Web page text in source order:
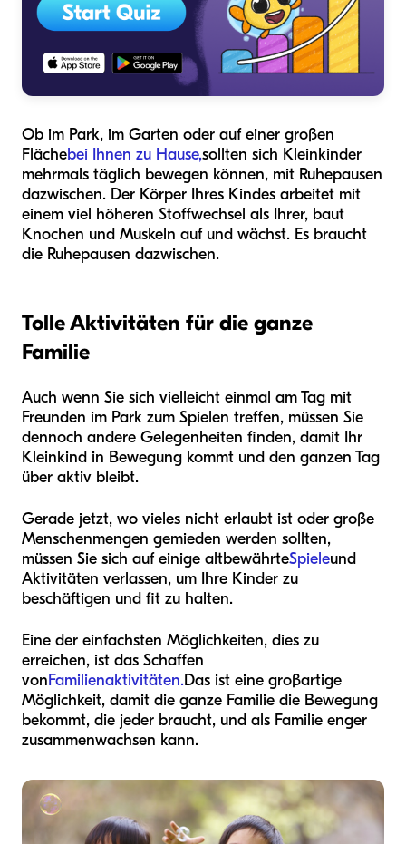
Ob im Park, im Garten oder auf einer großen
Flächebei Ihnen zu Hause,sollten sich Kleinkinder
mehrmals täglich bewegen können, mit Ruhepausen
dazwischen. Der Körper Ihres Kindes arbeitet mit
einem viel höheren Stoffwechsel als Ihrer, baut
Knochen und Muskeln auf und wächst. Es braucht
die Ruhepausen dazwischen.
Tolle Aktivitäten für die ganze
Familie
Auch wenn Sie sich vielleicht einmal am Tag mit
Freunden im Park zum Spielen treffen, müssen Sie
dennoch andere Gelegenheiten finden, damit Ihr
Kleinkind in Bewegung kommt und den ganzen Tag
über aktiv bleibt.
Gerade jetzt, wo vieles nicht erlaubt ist oder große
Menschenmengen gemieden werden sollten,
müssen Sie sich auf einige altbewährteSpieleund
Aktivitäten verlassen, um Ihre Kinder zu
beschäftigen und fit zu halten.
Eine der einfachsten Möglichkeiten, dies zu
erreichen, ist das Schaffen
vonFamilienaktivitäten.Das ist eine großartige
Möglichkeit, damit die ganze Familie die Bewegung
bekommt, die jeder braucht, und als Familie enger
zusammenwachsen kann.